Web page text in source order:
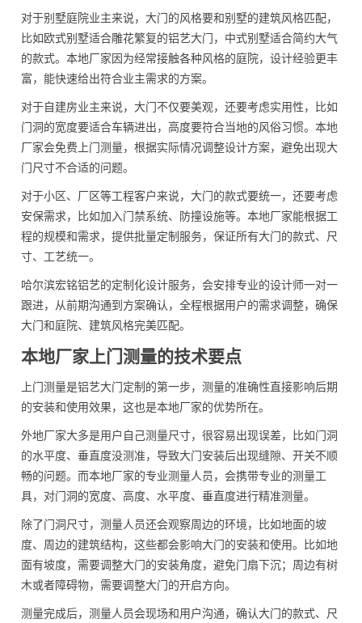
对于别墅庭院业主来说，大门的风格要和别墅的建筑风格匹配，
比如欧式别墅适合雕花繁复的铝艺大门，中式别墅适合简约大气
的款式。本地厂家因为经常接触各种风格的庭院，设计经验更丰
富，能快速给出符合业主需求的方案。
对于自建房业主来说，大门不仅要美观，还要考虑实用性，比如
门洞的宽度要适合车辆进出，高度要符合当地的风俗习惯。本地
厂家会免费上门测量，根据实际情况调整设计方案，避免出现大
门尺寸不合适的问题。
对于小区、厂区等工程客户来说，大门的款式要统一，还要考虑
安保需求，比如加入门禁系统、防撞设施等。本地厂家能根据工
程的规模和需求，提供批量定制服务，保证所有大门的款式、尺
寸、工艺统一。
哈尔滨宏铭铝艺的定制化设计服务，会安排专业的设计师一对一
跟进，从前期沟通到方案确认，全程根据用户的需求调整，确保
大门和庭院、建筑风格完美匹配。
本地厂家上门测量的技术要点
上门测量是铝艺大门定制的第一步，测量的准确性直接影响后期
的安装和使用效果，这也是本地厂家的优势所在。
外地厂家大多是用户自己测量尺寸，很容易出现误差，比如门洞
的水平度、垂直度没测准，导致大门安装后出现缝隙、开关不顺
畅的问题。而本地厂家的专业测量人员，会携带专业的测量工
具，对门洞的宽度、高度、水平度、垂直度进行精准测量。
除了门洞尺寸，测量人员还会观察周边的环境，比如地面的坡
度、周边的建筑结构，这些都会影响大门的安装和使用。比如地
面有坡度，需要调整大门的安装角度，避免门扇下沉；周边有树
木或者障碍物，需要调整大门的开启方向。
测量完成后，测量人员会现场和用户沟通，确认大门的款式、尺